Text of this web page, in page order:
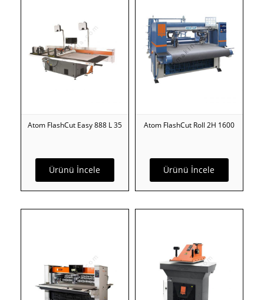
Ürünü İncele
Atom FlashCut Easy 888 L 35
Ürünü İncele
Atom FlashCut Roll 2H 1600